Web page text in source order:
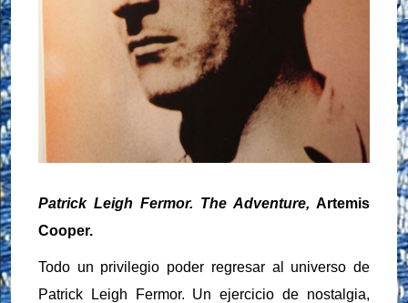
Patrick Leigh Fermor. The Adventure, Artemis
Cooper.
Todo un privilegio poder regresar al universo de
Patrick Leigh Fermor. Un ejercicio de nostalgia,